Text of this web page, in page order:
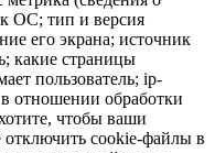
ОС; тип и версия
его экрана; источник
какие страницы
пользователь; ip-
отношении обработки
чтобы ваши
cookie-файлы в